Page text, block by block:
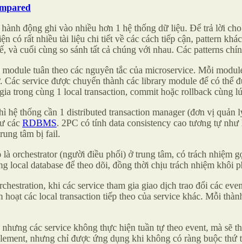
động ghi vào nhiều hơn 1 hệ thống dữ liệu. Để trả lời
có rất nhiều tài liệu chi tiết về các cách tiếp cận, pattern
cuối cùng so sánh tất cả chúng với nhau. Các patterns
tuân theo các nguyên tắc của microservice. Mỗi
service được chuyển thành các library module để có
trong cùng 1 local transaction, commit hoặc rollback cùng
hệ thống cần 1 distributed transaction manager (đơn vị
các RDBMS. 2PC có tính data consistency cao tương tự
tâm bị fail.
orchestrator (người điều phối) ở trung tâm, có trách nhiệm
local database để theo dõi, đồng thời chịu trách nhiệm khôi
khi các service tham gia giao dịch trao đổi các
các local transaction tiếp theo của service khác. Mỗi
các service không thực hiện tuần tự theo event, mà sẽ
nhưng chỉ được ứng dụng khi không có ràng buộc thứ